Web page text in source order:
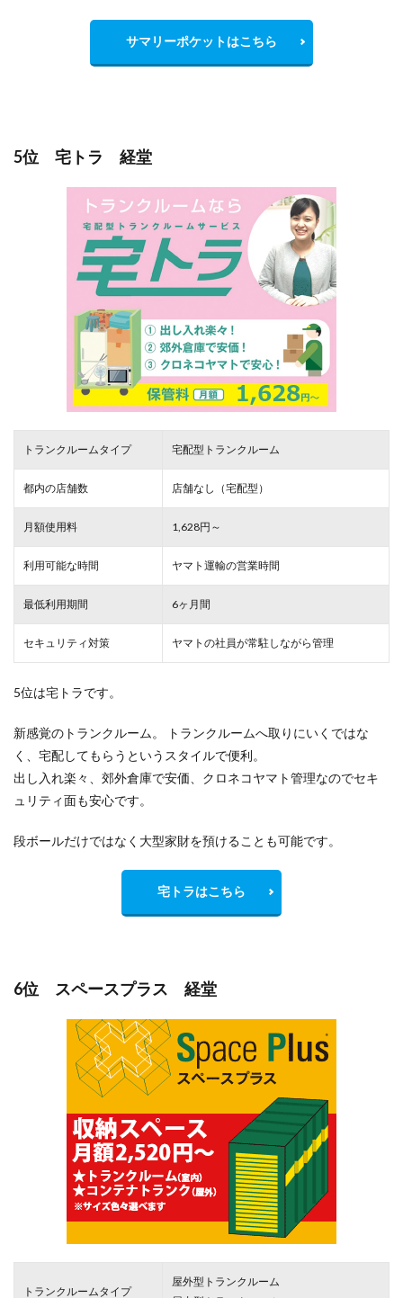
サマリーポケットはこちら
5位 宅トラ 経堂
トランクルームタイプ 宅配型トランクルーム
都内の店舗数 店舗なし（宅配型）
月額使用料 1,628円～
利用可能な時間 ヤマト運輸の営業時間
最低利用期間 6ヶ月間
セキュリティ対策 ヤマトの社員が常駐しながら管理
5位は宅トラです。
新感覚のトランクルーム。 トランクルームへ取りにいくではな
く、宅配してもらうというスタイルで便利。
出し入れ楽々、郊外倉庫で安価、クロネコヤマト管理なのでセキ
ュリティ面も安心です。
段ボールだけではなく大型家財を預けることも可能です。
宅トラはこちら
6位 スペースプラス 経堂
トランクルームタイプ
屋外型トランクルーム